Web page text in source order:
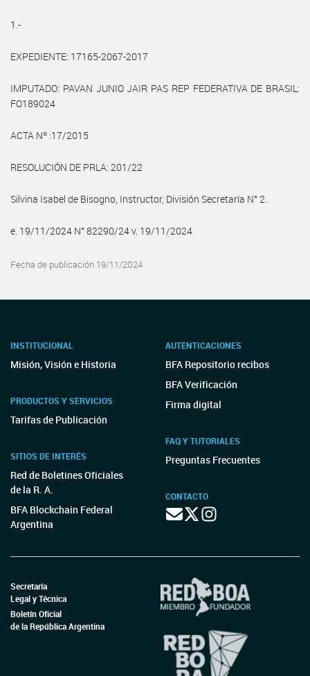
1.-
EXPEDIENTE: 17165-2067-2017
IMPUTADO: PAVAN JUNIO JAIR PAS REP FEDERATIVA DE BRASIL:
FO189024
ACTA Nº :17/2015
RESOLUCIÓN DE PRLA: 201/22
Silvina Isabel de Bisogno, Instructor, División Secretaría N° 2.
e. 19/11/2024 N° 82290/24 v. 19/11/2024
Fecha de publicación 19/11/2024
INSTITUCIONAL
Misión, Visión e Historia
PRODUCTOS Y SERVICIOS
Tarifas de Publicación
SITIOS DE INTERÉS
Red de Boletines Oficiales
de la R. A.
BFA Blockchain Federal
Argentina
AUTENTICACIONES
BFA Repositorio recibos
BFA Verificación
Firma digital
FAQ Y TUTORIALES
Preguntas Frecuentes
CONTACTO
Secretaría
Legal y Técnica
Boletín Oficial
de la República Argentina